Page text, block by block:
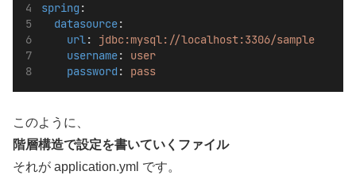
spring :
datasource:
url: jdbc:mysql://localhost:3306/sample
username: user
password : pass
このように、
階層構造で設定を書いていくファイル
それが application.yml です。